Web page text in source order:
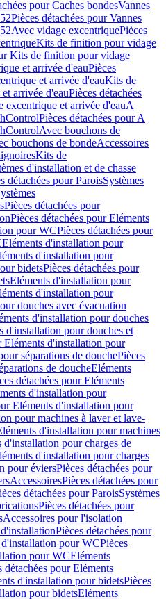
pour Caches bondesVannes
Pièces détachées pour Vannes
Avec vidage excentriquePièces
Kits de finition pour vidage
Kits de finition pour vidage
et arrivée d'eauPièces
et arrivée d'eauKits de
arrivée d'eauPièces détachées
et arrivée d'eauA
Pièces détachées pour A
Avec bouchons de
bouchons de bondeAccessoires
Kits de
d'installation et de chasse
détachées pour ParoisSystèmes
Pièces détachées pour
Pièces détachées pour Eléments
pour WCPièces détachées pour
Eléments d'installation pour
d'installation pour
bidetsPièces détachées pour
Eléments d'installation pour
d'installation pour
douches avec évacuation
d'installation pour douches
d'installation pour douches et
Eléments d'installation pour
séparations de douchePièces
de doucheEléments
détachées pour Eléments
d'installation pour
Eléments d'installation pour
pour machines à laver et lave-
d'installation pour machines
d'installation pour charges de
d'installation pour charges
pour éviersPièces détachées pour
AccessoiresPièces détachées pour
détachées pour ParoisSystèmes
Pièces détachées pour
Accessoires pour l'isolation
Pièces détachées pour
pour WCPièces
pour WCEléments
détachées pour Eléments
d'installation pour bidetsPièces
pour bidetsEléments